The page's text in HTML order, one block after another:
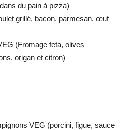
du pain à pizza)
grillé, bacon, parmesan, œuf
(Fromage feta, olives
origan et citron)
VEG (porcini, figue, sauce